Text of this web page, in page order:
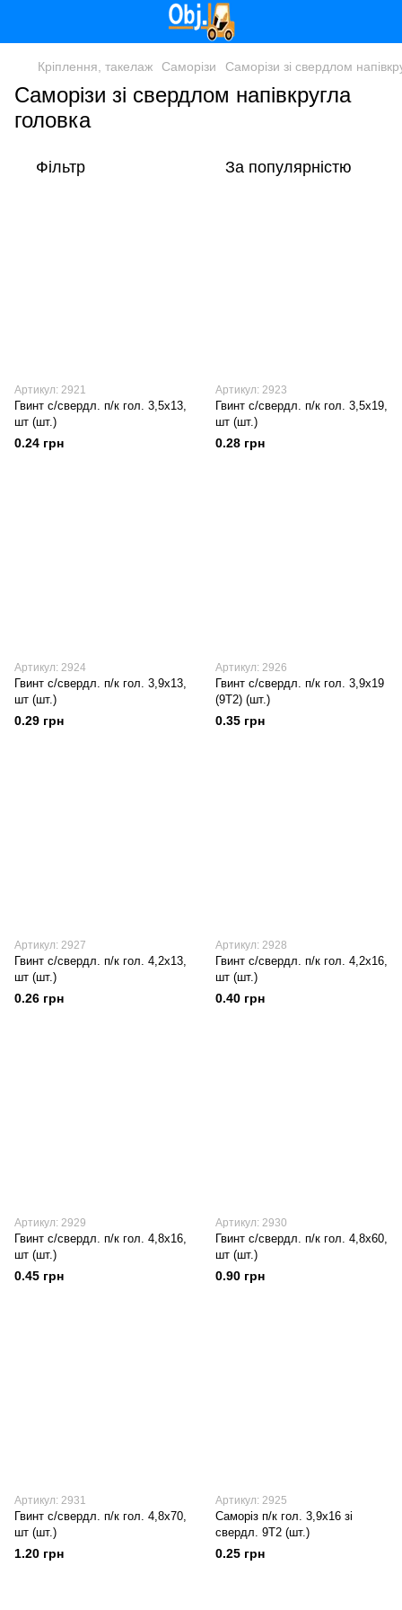
Кріплення, такелаж Саморізи Саморізи зі свердлом
Саморізи зі свердлом напівкругла
головка
Фільтр За популярністю
Артикул: 2921
Гвинт с/свердл. п/к гол. 3,5х13,
шт (шт.)
0.24 грн
Артикул: 2923
Гвинт с/свердл. п/к гол. 3,5х19,
шт (шт.)
0.28 грн
Артикул: 2924
Гвинт с/свердл. п/к гол. 3,9х13,
шт (шт.)
0.29 грн
Артикул: 2926
Гвинт с/свердл. п/к гол. 3,9х19
(9Т2) (шт.)
0.35 грн
Артикул: 2927
Гвинт с/свердл. п/к гол. 4,2х13,
шт (шт.)
0.26 грн
Артикул: 2928
Гвинт с/свердл. п/к гол. 4,2х16,
шт (шт.)
0.40 грн
Артикул: 2929
Гвинт с/свердл. п/к гол. 4,8х16,
шт (шт.)
0.45 грн
Артикул: 2930
Гвинт с/свердл. п/к гол. 4,8х60,
шт (шт.)
0.90 грн
Артикул: 2931
Гвинт с/свердл. п/к гол. 4,8х70,
шт (шт.)
1.20 грн
Артикул: 2925
Саморіз п/к гол. 3,9х16 зі
свердл. 9Т2 (шт.)
0.25 грн